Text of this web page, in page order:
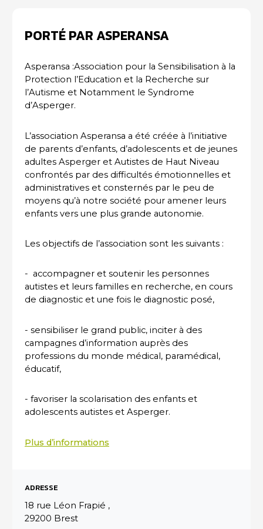
PORTÉ PAR ASPERANSA
Asperansa :Association pour la Sensibilisation à la
Protection l’Education et la Recherche sur
l’Autisme et Notamment le Syndrome
d’Asperger.
L’association Asperansa a été créée à l’initiative
de parents d’enfants, d’adolescents et de jeunes
adultes Asperger et Autistes de Haut Niveau
confrontés par des difficultés émotionnelles et
administratives et consternés par le peu de
moyens qu’à notre société pour amener leurs
enfants vers une plus grande autonomie.
Les objectifs de l’association sont les suivants :
- accompagner et soutenir les personnes
autistes et leurs familles en recherche, en cours
de diagnostic et une fois le diagnostic posé,
- sensibiliser le grand public, inciter à des
campagnes d’information auprès des
professions du monde médical, paramédical,
éducatif,
- favoriser la scolarisation des enfants et
adolescents autistes et Asperger.
Plus d’informations
ADRESSE
18 rue Léon Frapié ,
29200 Brest